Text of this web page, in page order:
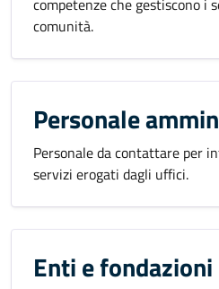
competenze che gestiscono i
comunità.
Personale
Personale da contattare per
servizi erogati dagli uffici.
Enti e fondazioni